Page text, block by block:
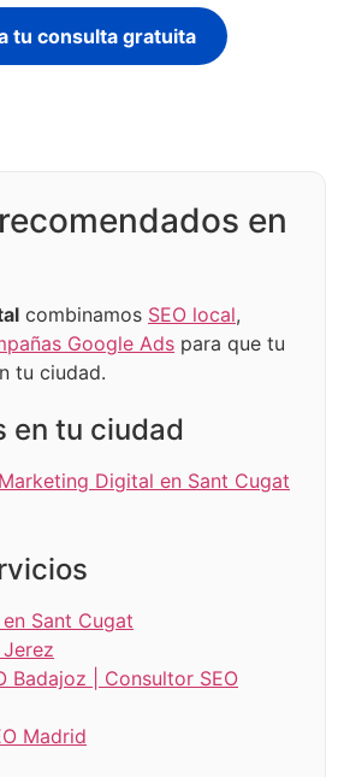
tu consulta gratuita
en
combinamos SEO local,
Google Ads para que tu
tu ciudad.
en tu ciudad
Digital en Sant Cugat
Sant Cugat
Badajoz | Consultor SEO
Madrid